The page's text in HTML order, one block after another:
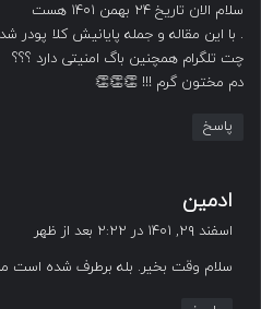
سلام الان تاریخ ٢۴ بهمن ١۴٠١ هست
. با این مقاله و جمله پایانیش کلا پودر
چت تلگرام همچنین باگ امنیتی دارد ؟؟؟
دم مختون گرم !!! 👏👏👏
پاسخ
ادمین
ف
:
اسفند ۲۹, ۱۴۰۱ در ۲:۲۲ بعد از ظهر
سلام وقت بخیر. بله برطرف شده است